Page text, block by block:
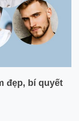
đẹp, bí quyết